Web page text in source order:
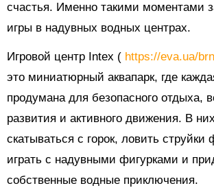
счастья. Именно такими моментами
игры в надувных водных центрах.
Игровой центр Intex ( https://eva.ua/
это миниатюрный аквапарк, где
продумана для безопасного отдыха,
развития и активного движения. В
скатываться с горок, ловить струйки
играть с надувными фигурками и
собственные водные приключения.